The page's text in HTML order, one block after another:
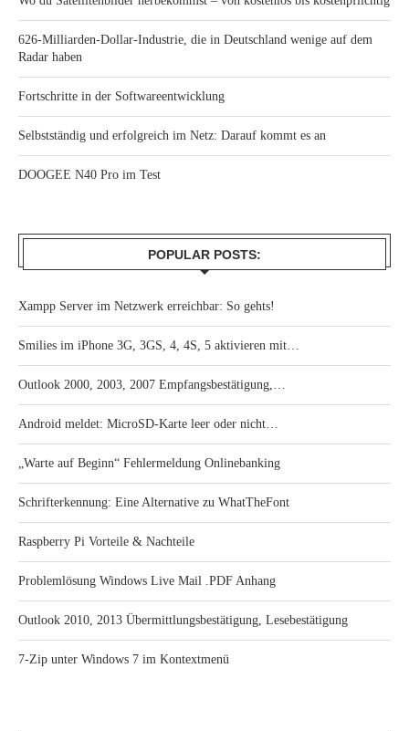
626-Milliarden-Dollar-Industrie, die in Deutschland wenige auf dem
Radar haben
Fortschritte in der Softwareentwicklung
Selbstständig und erfolgreich im Netz: Darauf kommt es an
DOOGEE N40 Pro im Test
POPULAR POSTS:
Xampp Server im Netzwerk erreichbar: So gehts!
Smilies im iPhone 3G, 3GS, 4, 4S, 5 aktivieren mit…
Outlook 2000, 2003, 2007 Empfangsbestätigung,…
Android meldet: MicroSD-Karte leer oder nicht…
„Warte auf Beginn“ Fehlermeldung Onlinebanking
Schrifterkennung: Eine Alternative zu WhatTheFont
Raspberry Pi Vorteile & Nachteile
Problemlösung Windows Live Mail .PDF Anhang
Outlook 2010, 2013 Übermittlungsbestätigung, Lesebestätigung
7-Zip unter Windows 7 im Kontextmenü